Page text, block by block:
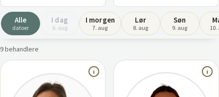
Alle
datoer
I dag
6. aug
I morgen
7. aug
Lør
8. aug
Søn
9. aug 10.
9 behandlere